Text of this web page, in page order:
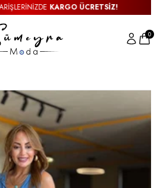
KARGO ÜCRETSİZ!
0